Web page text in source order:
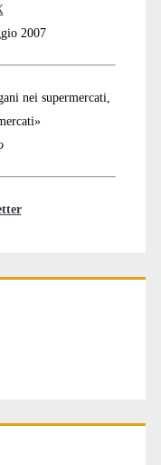
2007
nei supermercati,